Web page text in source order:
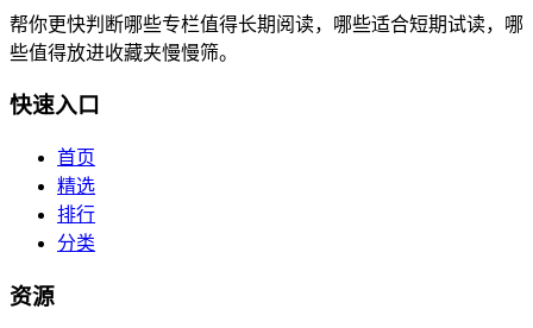
帮你更快判断哪些专栏值得长期阅读，哪些适合短期试读，哪
些值得放进收藏夹慢慢筛。
快速入口
首页
精选
排行
分类
资源